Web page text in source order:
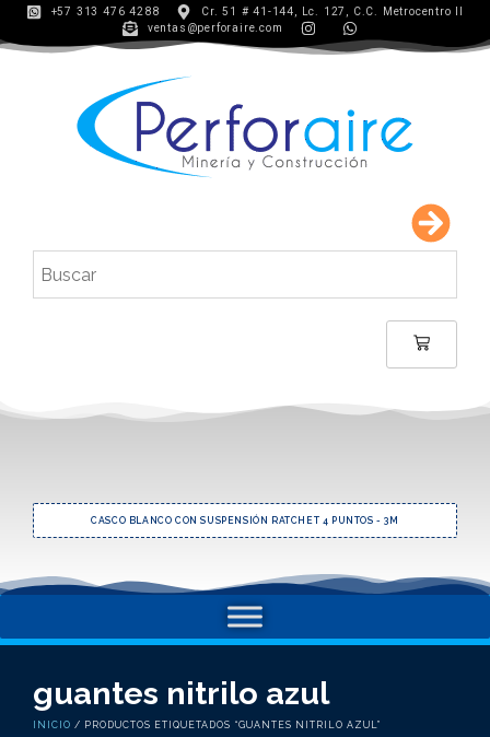
+57 313 476 4288
Cr. 51 # 41-144, Lc. 127, C.C. Metrocentro II
ventas@perforaire.com
CASCO BLANCO CON SUSPENSIÓN RATCHET 4 PUNTOS - 3M
guantes nitrilo azul
INICIO / PRODUCTOS ETIQUETADOS “GUANTES NITRILO AZUL”